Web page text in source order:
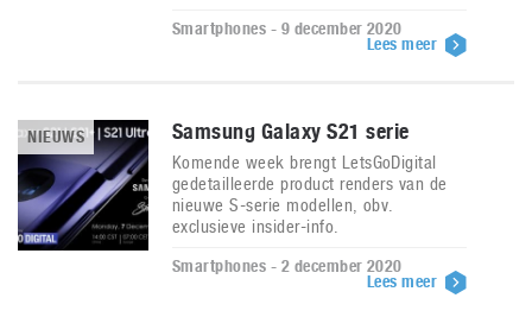
Smartphones - 9 december 2020
Lees meer
NIEUWS Samsung Galaxy S21 serie
Komende week brengt LetsGoDigital
gedetailleerde product renders van de
nieuwe S-serie modellen, obv.
exclusieve insider-info.
Smartphones - 2 december 2020
Lees meer